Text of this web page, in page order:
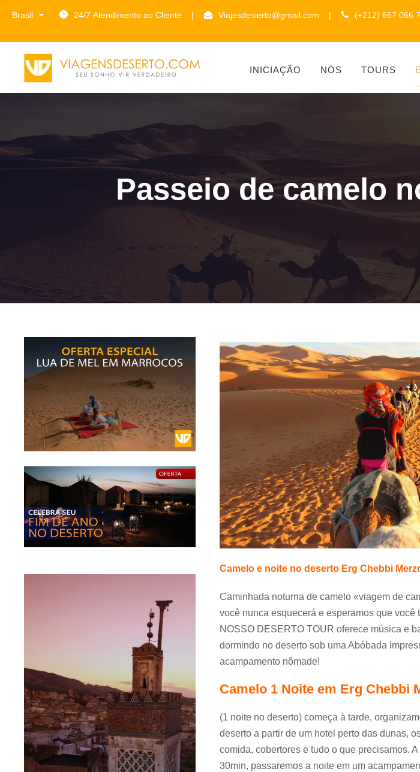
Brasil 24/7 Atendimento ao Cliente | Viajesdesierto@gmail.com | (+212) 667 066
INICIAÇÃO NÓS TOURS
Passeio de camelo
Camelo e noite no deserto Erg Chebbi
Caminhada noturna de camelo «viagem de
você nunca esquecerá e esperamos que você
NOSSO DESERTO TOUR oferece música e
dormindo no deserto sob uma Abóbada
acampamento nômade!
Camelo 1 Noite em Erg Chebbi
(1 noite no deserto) começa à tarde,
deserto a partir de um hotel perto das dunas,
comida, cobertores e tudo o que precisamos.
30min, passaremos a noite em um